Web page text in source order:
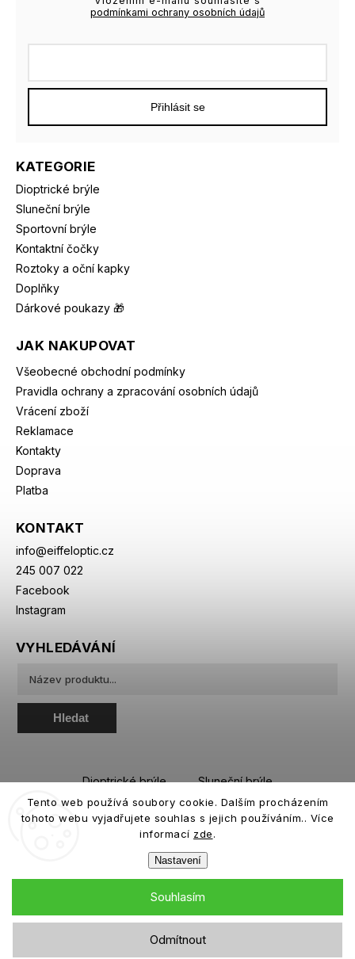
Tento web používá soubory cookie. Dalším procházením
tohoto webu vyjadřujete souhlas s jejich používáním.. Více
informací zde.
Nastavení
Odmítnout
Souhlasím
KATEGORIE
Dioptrické brýle
Sluneční brýle
Sportovní brýle
Kontaktní čočky
Roztoky a oční kapky
Doplňky
Dárkové poukazy 🎁
JAK NAKUPOVAT
Všeobecné obchodní podmínky
Pravidla ochrany a zpracování osobních údajů
Vrácení zboží
Reklamace
Kontakty
Doprava
Platba
KONTAKT
info@eiffeloptic.cz
245 007 022
Facebook
Instagram
podmínkami ochrany osobních údajů
Přihlásit se
VYHLEDÁVÁNÍ
Hledat
Dioptrické brýle
Sluneční brýle
Sportovní brýle
Kontaktní čočky
Roztoky a oční kapky
Copyright 2026eiffeloptic.cz. Všechna práva vyhrazena.